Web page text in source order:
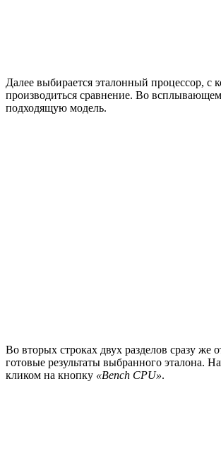
Далее выбирается эталонный процессор, с
производиться сравнение. Во
подходящую модель.
Во вторых строках двух разделов сразу же
готовые результаты выбранного эталона.
кликом на кнопку «Bench CPU».